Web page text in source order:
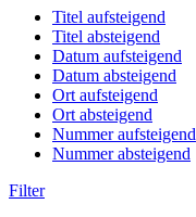
Titel aufsteigend
Titel absteigend
Datum aufsteigend
Datum absteigend
Ort aufsteigend
Ort absteigend
Nummer aufsteigend
Nummer absteigend
Filter